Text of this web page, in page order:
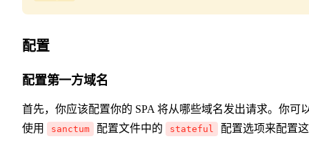
配置
配置第一方域名
首先，你应该配置你的 SPA 将从哪些域名发出请求。你可
使用
sanctum 配置文件中的 stateful
配置选项来配置